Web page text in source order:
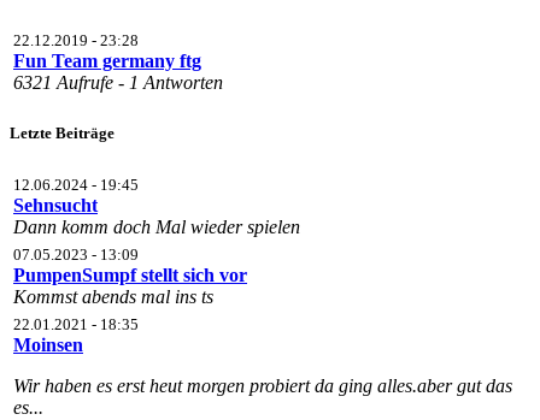
22.12.2019 - 23:28
Fun Team germany ftg
6321 Aufrufe - 1 Antworten
Letzte Beiträge
12.06.2024 - 19:45
Sehnsucht
Dann komm doch Mal wieder spielen
07.05.2023 - 13:09
PumpenSumpf stellt sich vor
Kommst abends mal ins ts
22.01.2021 - 18:35
Moinsen
Wir haben es erst heut morgen probiert da ging alles.aber gut das
es...